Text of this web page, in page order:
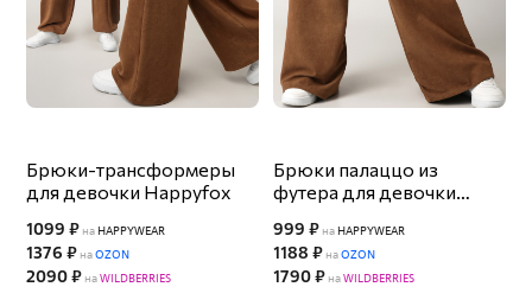
Брюки-трансформеры
для девочки Happyfox
1099 ₽ на HAPPYWEAR
1376 ₽ наOZON
2090 ₽ наWILDBERRIES
Брюки палаццо из
футера для девочки
999 ₽ на HAPPYWEAR
1188 ₽ наOZON
1790 ₽ наWILDBERRIES